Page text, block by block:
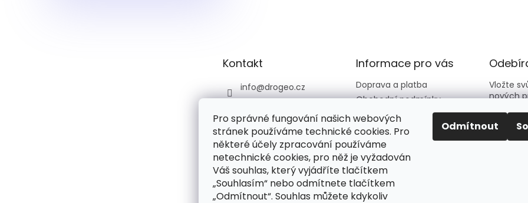
Pro správné fungování našich webových
stránek používáme technické cookies. Pro
některé účely zpracování používáme
netechnické cookies, pro něž je vyžadován
Váš souhlas, který vyjádříte tlačítkem
„Souhlasím“ nebo odmítnete tlačítkem
„Odmítnout“. Souhlas můžete kdykoliv
Odmítnout
Kontakt
info@drogeo.cz
+420 607 058 258 (v
pracovní dny 08:00-1
6:00)
drogeocz
drogeo_online_droge
rie
Informace pro vás
Doprava a platba
Obchodní podmínky
Kontakty
Hodnocení obchodu
Vložte
nových
E-mail